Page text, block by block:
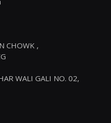
CHOWK ,
WALI GALI NO. 02,